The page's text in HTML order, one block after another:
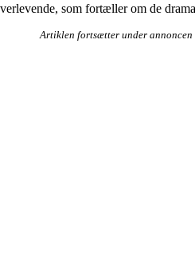
som fortæller om de
Artiklen fortsætter under annoncen